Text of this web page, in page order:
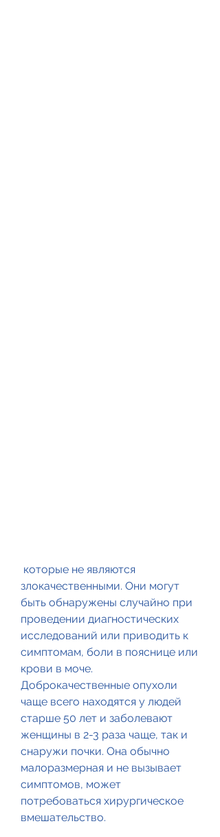
злокачественными. Они могут
быть обнаружены случайно при
проведении диагностических
исследований или приводить к
симптомам, боли в пояснице или
крови в моче.
Доброкачественные опухоли
чаще всего находятся у людей
старше 50 лет и заболевают
женщины в 2-3 раза чаще, так и
снаружи почки. Она обычно
малоразмерная и не вызывает
симптомов, может
потребоваться хирургическое
вмешательство.